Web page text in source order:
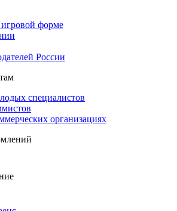
форме
России
специалистов
организациях